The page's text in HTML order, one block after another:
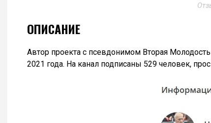
ОПИСАНИЕ
Автор проекта с псевдонимом Вторая
2021 года. На канал подписаны 529 человек,